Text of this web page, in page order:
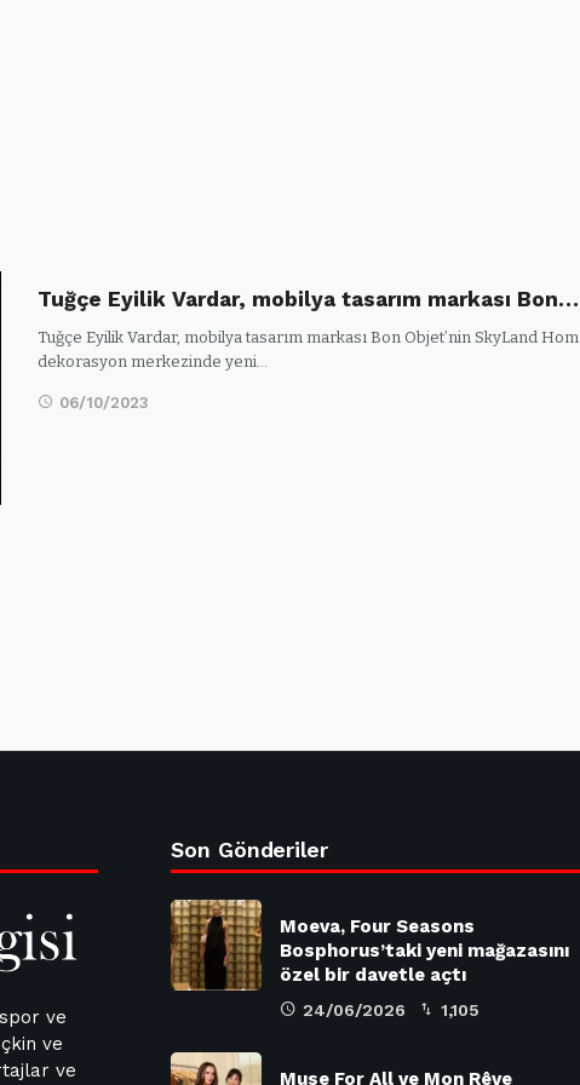
Tuğçe Eyilik Vardar, mobilya tasarım markası Bon…
Tuğçe Eyilik Vardar, mobilya tasarım markası Bon Objet’nin SkyLand Hom
dekorasyon merkezinde yeni…
06/10/2023
ve
ve
ve
Son Gönderiler
Moeva, Four Seasons
Bosphorus’taki yeni mağazasını
özel bir davetle açtı
24/06/2026 1,105
Muse For All ve Mon Rêve